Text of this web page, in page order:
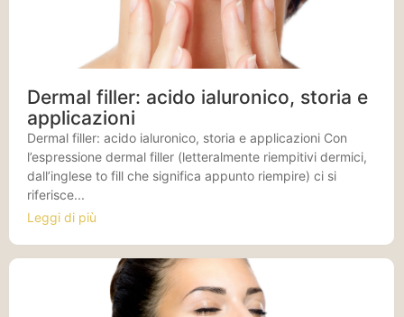
Dermal filler: acido ialuronico, storia e
applicazioni
Dermal filler: acido ialuronico, storia e applicazioni Con
l’espressione dermal filler (letteralmente riempitivi dermici,
dall’inglese to fill che significa appunto riempire) ci si
riferisce...
Leggi di più